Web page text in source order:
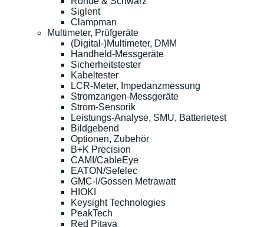
Siglent
Clampman
Multimeter, Prüfgeräte
(Digital-)Multimeter, DMM
Handheld-Messgeräte
Sicherheitstester
Kabeltester
LCR-Meter, Impedanzmessung
Stromzangen-Messgeräte
Strom-Sensorik
Leistungs-Analyse, SMU, Batterietest
Bildgebend
Optionen, Zubehör
B+K Precision
CAMI/CableEye
EATON/Sefelec
GMC-I/Gossen Metrawatt
HIOKI
Keysight Technologies
PeakTech
Red Pitaya